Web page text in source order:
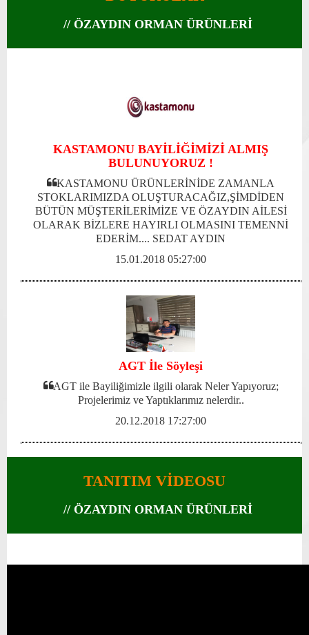
// ÖZAYDIN ORMAN ÜRÜNLERİ
KASTAMONU BAYİLİĞİMİZİ ALMIŞ
BULUNUYORUZ !
KASTAMONU ÜRÜNLERİNİDE ZAMANLA
STOKLARIMIZDA OLUŞTURACAĞIZ,ŞİMDİDEN
BÜTÜN MÜŞTERİLERİMİZE VE ÖZAYDIN AİLESİ
OLARAK BİZLERE HAYIRLI OLMASINI TEMENNİ
EDERİM.... SEDAT AYDIN
15.01.2018 05:27:00
AGT İle Söyleşi
AGT ile Bayiliğimizle ilgili olarak Neler Yapıyoruz;
Projelerimiz ve Yaptıklarımız nelerdir..
20.12.2018 17:27:00
TANITIM VİDEOSU
// ÖZAYDIN ORMAN ÜRÜNLERİ